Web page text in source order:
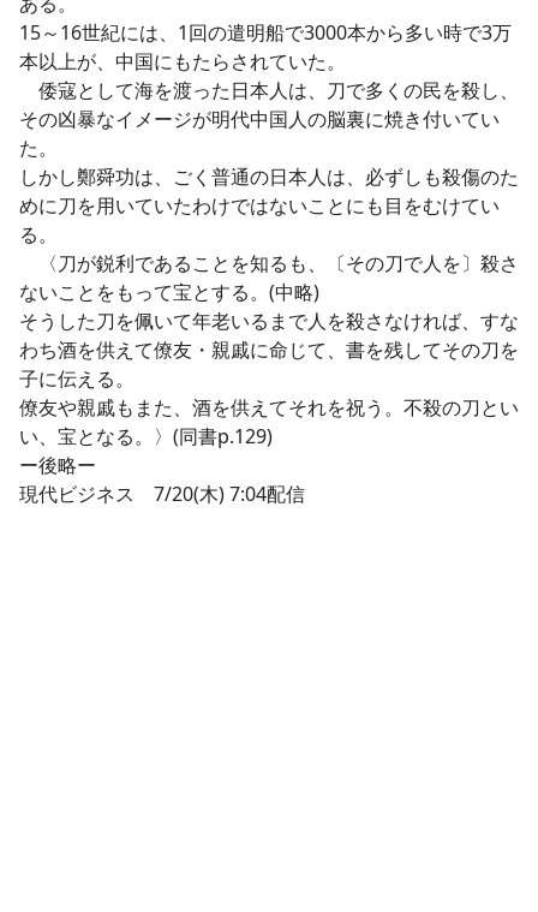
15～16世紀には、1回の遣明船で3000本から多い時で3万
本以上が、中国にもたらされていた。
倭寇として海を渡った日本人は、刀で多くの民を殺し、
その凶暴なイメージが明代中国人の脳裏に焼き付いてい
た。
しかし鄭舜功は、ごく普通の日本人は、必ずしも殺傷のた
めに刀を用いていたわけではないことにも目をむけてい
る。
〈刀が鋭利であることを知るも、〔その刀で人を〕殺さ
ないことをもって宝とする。(中略)
そうした刀を佩いて年老いるまで人を殺さなければ、すな
わち酒を供えて僚友・親戚に命じて、書を残してその刀を
子に伝える。
僚友や親戚もまた、酒を供えてそれを祝う。不殺の刀とい
い、宝となる。〉(同書p.129)
ー後略ー
現代ビジネス 7/20(木) 7:04配信